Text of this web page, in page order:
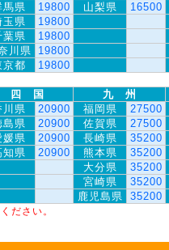
馬県 19800 山梨県 16500
玉県 19800
葉県
19800
川県
19800
京都
19800
四 国 九 州
川県 20900 福岡県 27500
島県 20900 佐賀県
27500
媛県 20900 長崎県
35200
知県 20900 熊本県
35200
大分県
35200
宮崎県
35200
鹿児島県
35200
ださい。